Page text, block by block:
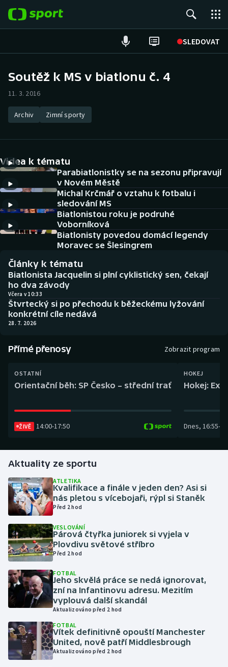
SLEDOVAT
Hokej
Tenis
Atletika
Cyklistika
DALŠÍ SPORTY
Americký fotbal
Baseball a softbal
Basketbal
Biatlon
Boby a skeleton
Dostihy
Futsal
Gymnastika
Házená
Jezdectví
Judo
Krasobruslení
Lezení
Lyže a snowboard
Moderní pětiboj
NEPŘEHLÉDNĚTE
Soutěže
Historické návraty
Aplikace ČT sport
AZ kvíz
Soutěž k MS v biatlonu č. 4
11. 3. 2016
Archiv Zimní sporty
Videa k tématu
Parabiatlonistky se na sezonu připravují
v Novém Městě
Michal Krčmář o vztahu k fotbalu i
sledování MS
Biatlonistou roku je podruhé
Voborníková
Biatlonisty povedou domácí legendy
Moravec se Šlesingrem
Články k tématu
Biatlonista Jacquelin si plní cyklistický sen, čekají
ho dva závody
Včera v 10:33
Štvrtecký si po přechodu k běžeckému lyžování
konkrétní cíle nedává
28. 7. 2026
Přímé přenosy Zobrazit program
OSTATNÍ
Orientační běh: SP Česko – střední trať
ŽIVĚ 14:00-17:50
HOKEJ
Hokej:
Dnes, 16:55-
Aktuality ze sportu
ATLETIKA
Kvalifikace a finále v jeden den? Asi si
nás pletou s vícebojaři, rýpl si Staněk
Před 2 hod
VESLOVÁNÍ
Párová čtyřka juniorek si vyjela v
Plovdivu světové stříbro
Před 2 hod
FOTBAL
Jeho skvělá práce se nedá ignorovat,
zní na Infantinovu adresu. Mezitím
vyplouvá další skandál
Aktualizováno před 2 hod
FOTBAL
Vítek definitivně opouští Manchester
United, nově patří Middlesbrough
Aktualizováno před 2 hod